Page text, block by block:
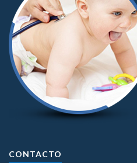
CONTACTO